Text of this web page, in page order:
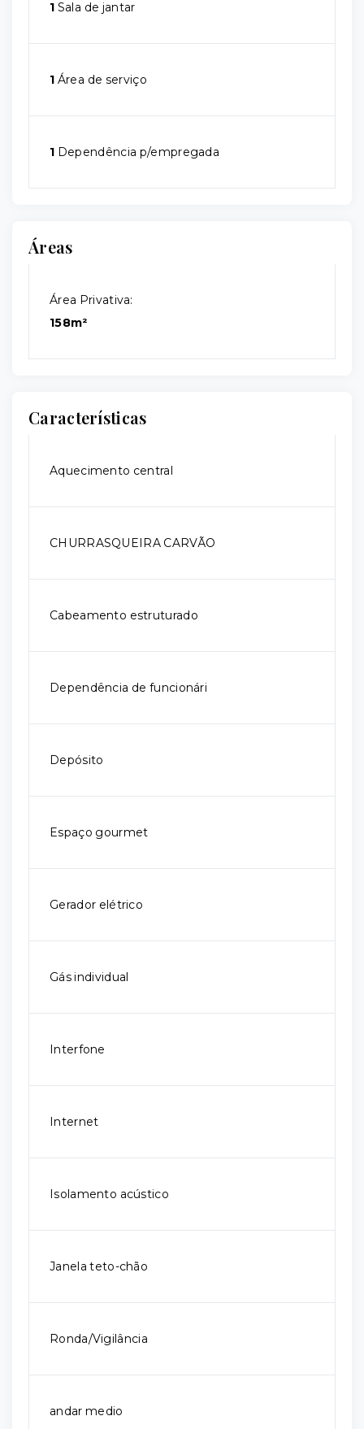
1 Sala de jantar
1 Área de serviço
1 Dependência p/empregada
Áreas
Área Privativa:
158m²
Características
Aquecimento central
CHURRASQUEIRA CARVÃO
Cabeamento estruturado
Dependência de funcionári
Depósito
Espaço gourmet
Gerador elétrico
Gás individual
Interfone
Internet
Isolamento acústico
Janela teto-chão
Ronda/Vigilância
andar medio